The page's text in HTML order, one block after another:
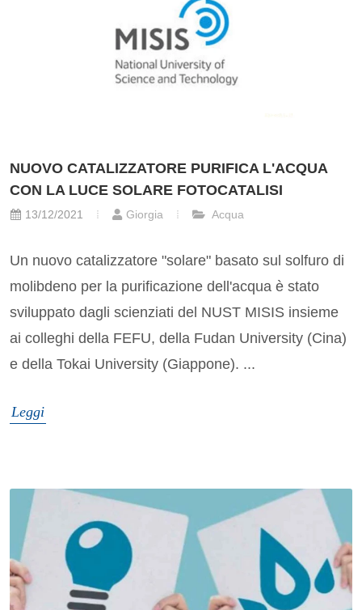
NUOVO CATALIZZATORE PURIFICA L'ACQUA
CON LA LUCE SOLARE FOTOCATALISI
13/12/2021 Giorgia Acqua
Un nuovo catalizzatore "solare" basato sul solfuro di
molibdeno per la purificazione dell'acqua è stato
sviluppato dagli scienziati del NUST MISIS insieme
ai colleghi della FEFU, della Fudan University (Cina)
e della Tokai University (Giappone). ...
Leggi